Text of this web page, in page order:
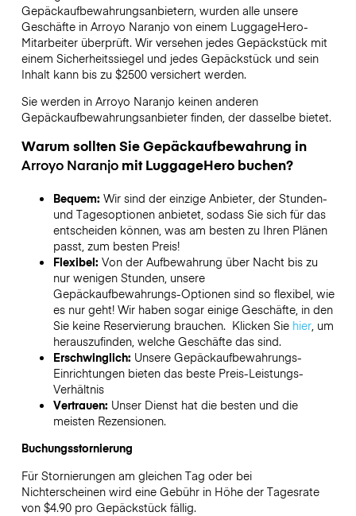
Gepäckaufbewahrungsanbietern, wurden alle unsere
Geschäfte in Arroyo Naranjo von einem LuggageHero-
Mitarbeiter überprüft. Wir versehen jedes Gepäckstück mit
einem Sicherheitssiegel und jedes Gepäckstück und sein
Inhalt kann bis zu $2500versichert werden.
Sie werden in Arroyo Naranjo keinen anderen
Gepäckaufbewahrungsanbieter finden, der dasselbe bietet.
Warum sollten Sie Gepäckaufbewahrung in
Arroyo Naranjomit LuggageHero buchen?
Bequem: Wir sind der einzige Anbieter, der Stunden-
und Tagesoptionen anbietet, sodass Sie sich für das
entscheiden können, was am besten zu Ihren Plänen
passt, zum besten Preis!
Flexibel: Von der Aufbewahrung über Nacht bis zu
nur wenigen Stunden, unsere
Gepäckaufbewahrungs-Optionen sind so flexibel, wie
es nur geht! Wir haben sogar einige Geschäfte, in den
Sie keine Reservierung brauchen. Klicken Sie hier, um
herauszufinden, welche Geschäfte das sind.
Erschwinglich: Unsere Gepäckaufbewahrungs-
Einrichtungen bieten das beste Preis-Leistungs-
Verhältnis
Vertrauen: Unser Dienst hat die besten und die
meisten Rezensionen.
Buchungsstornierung
Für Stornierungen am gleichen Tag oder bei
Nichterscheinen wird eine Gebühr in Höhe der Tagesrate
von $4.90 pro Gepäckstück fällig.